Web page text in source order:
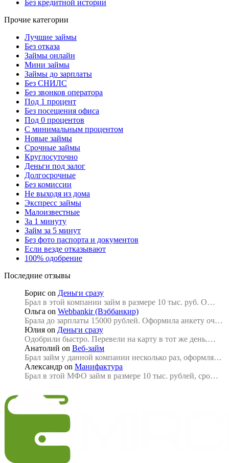
Без кредитной истории
Прочие категории
Лучшие займы
Без отказа
Займы онлайн
Мини займы
Займы до зарплаты
Без СНИЛС
Без звонков оператора
Под 1 процент
Без посещения офиса
Под 0 процентов
С минимальным процентом
Новые займы
Срочные займы
Круглосуточно
Деньги под залог
Долгосрочные
Без комиссии
Не выходя из дома
Экспресс займы
Малоизвестные
За 1 минуту
Займ за 5 минут
Без фото паспорта и документов
Если везде отказывают
100% одобрение
Последние отзывы
Борис on Деньги сразу
Брал в этой компании займ в размере 10 тыс. руб. О…
Ольга on Webbankir (Вэббанкир)
Брала до зарплаты 15000 рублей. Оформила анкету оч…
Юлия on Деньги сразу
Одобрили быстро. Перевели на карту в тот же день.…
Анатолий on Веб-займ
Брал займ у данной компании несколько раз, оформля…
Александр on Манифактура
Брал в этой МФО займ в размере 10 тыс. рублей, сро…